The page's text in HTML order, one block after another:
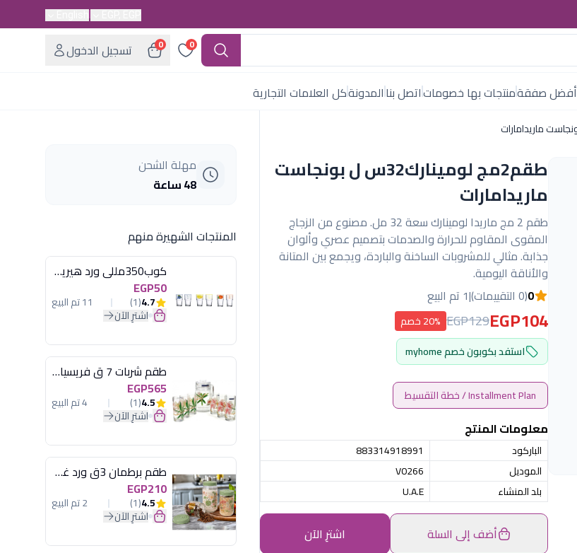
0
0
تسجيل الدخول
أفضل صفقةمنتجات بها خصوماتاتصل بناالمدونةكل العلامات التجارية
طقم2مج لومينارك32س ل بونجاست
ماريدامارات
طقم 2 مج ماريدا لومينارك سعة 32 مل. مصنوع من الزجاج
المقوى المقاوم للحرارة والصدمات بتصميم عصري وألوان
جذابة. مثالي للمشروبات الساخنة والباردة، ويجمع بين المتانة
والأناقة اليومية.
0(0 التقييمات) |1 تم البيع
EGP104
EGP129 20% خصم
استفد بكوبون خصم myhome
Installment Plan / خطة التقسيط
معلومات المنتج
الباركود
883314918991
الموديل
V0266
بلد المنشاء
U.A.E
أضف إلى السلة اشترِ الآن
مهلة الشحن
48 ساعة
المنتجات الشهيرة منهم
كوب350مللى ورد هيريفين
EGP50
4.7
(1) 11 تم البيع
اشترِ الآن
طقم شربات 7 ق فريسيا لومينارك
EGP565
4.5
(1) 4 تم البيع
اشترِ الآن
طقم برطمان 3ق ورد غطاء مينت جرين هيريفين
EGP210
4.5
(1) 2 تم البيع
اشترِ الآن